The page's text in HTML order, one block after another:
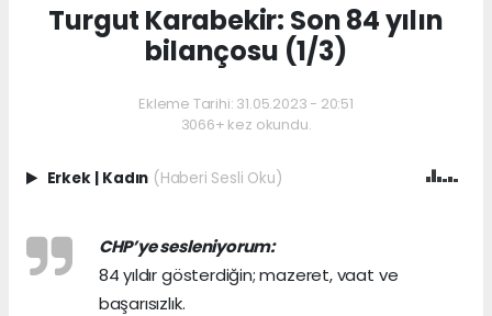
Turgut Karabekir: Son 84 yılın
bilançosu (1/3)
Ekleme Tarihi: 31.05.2023 - 20:51
3066+ kez okundu.
Erkek | Kadın (Haberi Sesli Oku)
CHP’ye sesleniyorum:
84 yıldır gösterdiğin; mazeret, vaat ve
başarısızlık.